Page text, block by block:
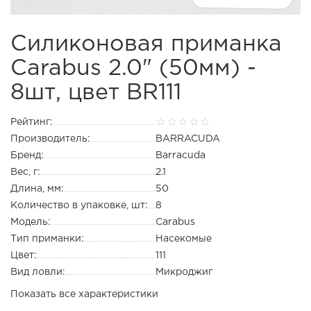
Силиконовая приманка
Carabus 2.0" (50мм) -
8шт, цвет BR111
Рейтинг:
Производитель:
BARRACUDA
Бренд:
Barracuda
Вес, г:
2.1
Длина, мм:
50
Количество в упаковке, шт:
8
Модель:
Carabus
Тип приманки:
Насекомые
Цвет:
111
Вид ловли:
Микроджиг
Показать все характеристики